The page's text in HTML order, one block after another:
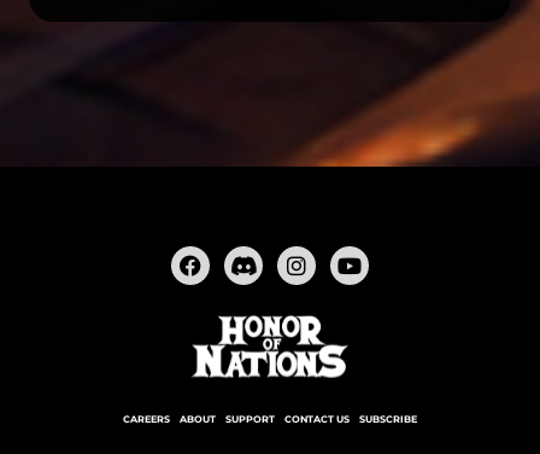
CAREERS ABOUT SUPPORT CONTACT US SUBSCRIBE